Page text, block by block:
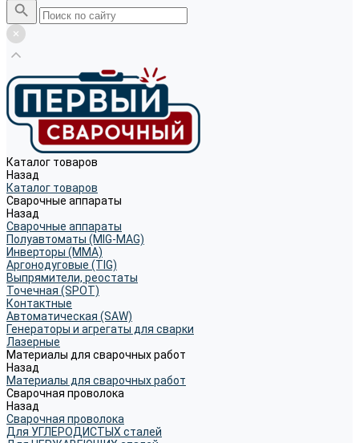
Каталог товаров
Назад
Каталог товаров
Сварочные аппараты
Назад
Сварочные аппараты
Полуавтоматы (MIG-MAG)
Инверторы (MMA)
Аргонодуговые (TIG)
Выпрямители, реостаты
Точечная (SPOT)
Контактные
Автоматическая (SAW)
Генераторы и агрегаты для сварки
Лазерные
Материалы для сварочных работ
Назад
Материалы для сварочных работ
Сварочная проволока
Назад
Сварочная проволока
Для УГЛЕРОДИСТЫХ сталей